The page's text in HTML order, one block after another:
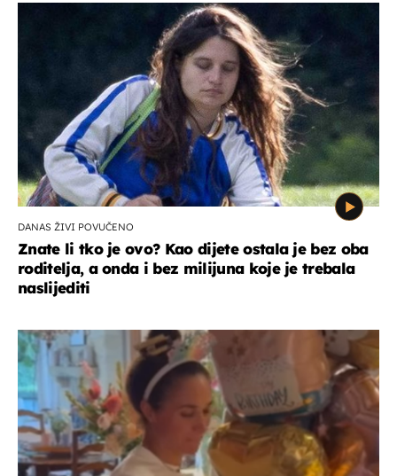
DANAS ŽIVI POVUČENO
Znate li tko je ovo? Kao dijete ostala je bez oba
roditelja, a onda i bez milijuna koje je trebala
naslijediti